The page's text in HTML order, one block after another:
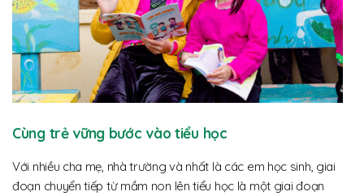
Cùng trẻ vững bước vào tiểu học
Với nhiều cha mẹ, nhà trường và nhất là các em học sinh, giai
đoạn chuyển tiếp từ mầm non lên tiểu học là một giai đoạn